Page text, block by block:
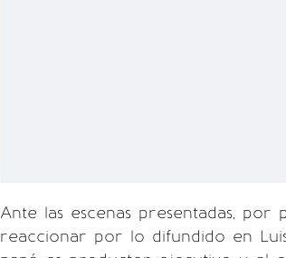
Ante las escenas presentadas,
reaccionar por lo difundido en